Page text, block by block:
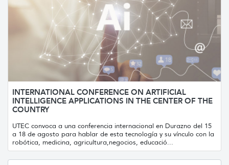
INTERNATIONAL CONFERENCE ON ARTIFICIAL
INTELLIGENCE APPLICATIONS IN THE CENTER OF THE
COUNTRY
UTEC convoca a una conferencia internacional en Durazno del 15
a 18 de agosto para hablar de esta tecnología y su vínculo con la
robótica, medicina, agricultura,negocios, educació...